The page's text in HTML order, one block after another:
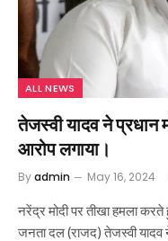
ALL NEWS
तेजस्वी यादव ने प्रधान
आरोप लगाया।
Byadmin May 16, 2024
नरेंद्र मोदी पर तीखा हमला करते
जनता दल (राजद) तेजस्वी यादव